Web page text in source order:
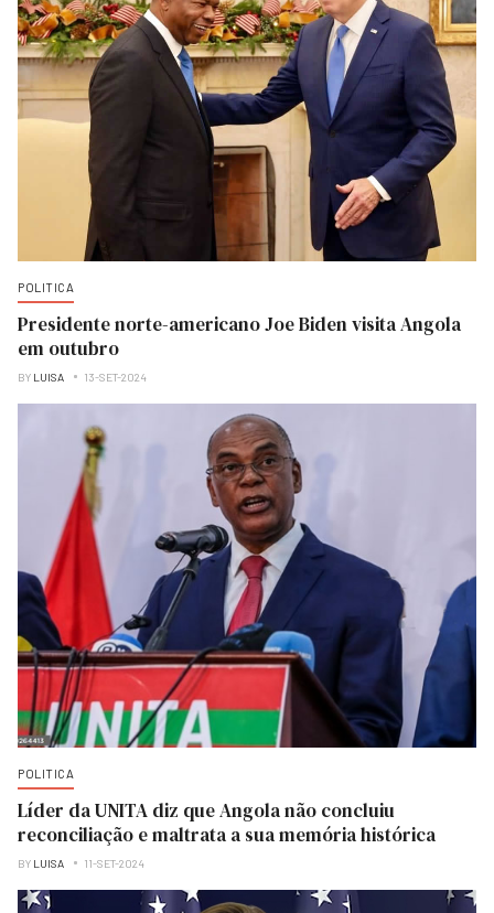
POLITICA
Presidente norte-americano Joe Biden visita Angola
em outubro
BY LUISA 13-SET-2024
POLITICA
Líder da UNITA diz que Angola não concluiu
reconciliação e maltrata a sua memória histórica
BY LUISA 11-SET-2024